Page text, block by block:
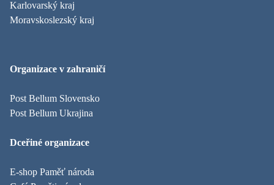
Karlovarský kraj
Moravskoslezský kraj
Organizace v zahraničí
Post Bellum Slovensko
Post Bellum Ukrajina
Dceřiné organizace
E-shop Paměť národa